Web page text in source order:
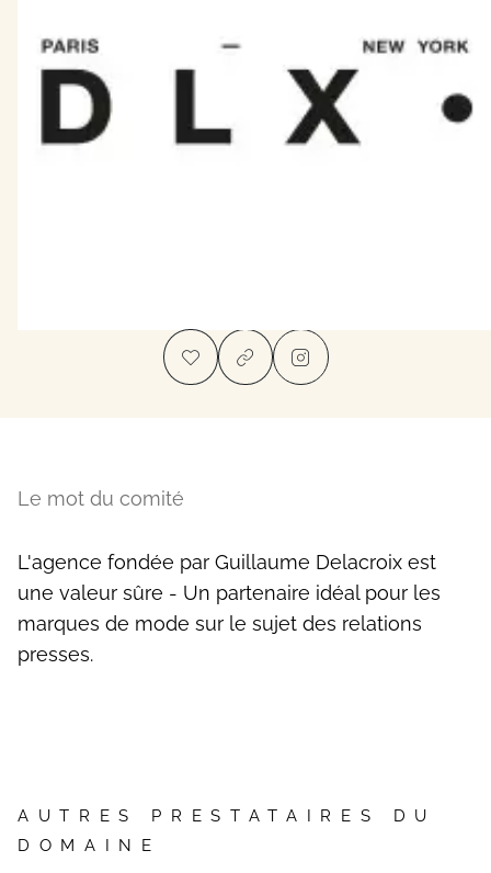
Le mot du comité
L'agence fondée par Guillaume Delacroix est
une valeur sûre - Un partenaire idéal pour les
marques de mode sur le sujet des relations
presses.
AUTRES PRESTATAIRES DU
DOMAINE